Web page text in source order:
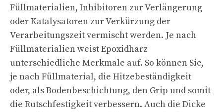
Füllmaterialien, Inhibitoren zur Verlängerung
oder Katalysatoren zur Verkürzung der
Verarbeitungszeit vermischt werden. Je nach
Füllmaterialien weist Epoxidharz
unterschiedliche Merkmale auf. So können Sie,
je nach Füllmaterial, die Hitzebeständigkeit
oder, als Bodenbeschichtung, den Grip und somit
die Rutschfestigkeit verbessern. Auch die Dicke